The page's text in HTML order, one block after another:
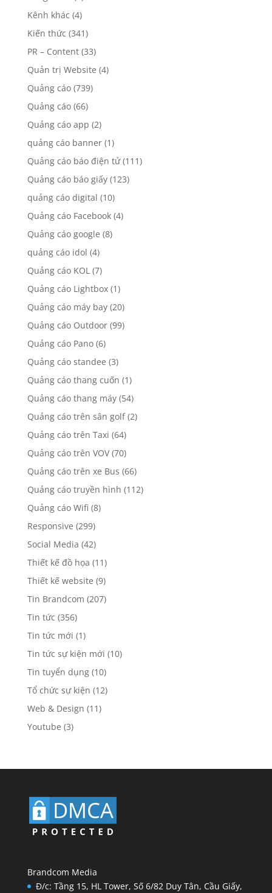
Kênh khác (4)
Kiến thức (341)
PR – Content(33)
Quản trị Website (4)
Quảng cáo(739)
Quảng cáo(66)
Quảng cáo app (2)
quảng cáo banner(1)
Quảng cáo báo điện tử(111)
Quảng cáo báo giấy(123)
quảng cáo digital (10)
Quảng cáo Facebook(4)
Quảng cáo google (8)
quảng cáo idol (4)
Quảng cáo KOL(7)
Quảng cáo Lightbox(1)
Quảng cáo máy bay(20)
Quảng cáo Outdoor(99)
Quảng cáo Pano(6)
Quảng cáo standee (3)
Quảng cáo thang cuốn (1)
Quảng cáo thang máy(54)
Quảng cáo trên sân golf(2)
Quảng cáo trên Taxi (64)
Quảng cáo trên VOV(70)
Quảng cáo trên xe Bus (66)
Quảng cáo truyền hình (112)
Quảng cáo Wifi (8)
Responsive (299)
Social Media (42)
Thiết kế đồ họa (11)
Thiết kế website (9)
Tin Brandcom (207)
Tin tức (356)
Tin tức mới (1)
Tin tức sự kiện mới (10)
Tin tuyển dụng(10)
Tổ chức sự kiện (12)
Web & Design (11)
Youtube (3)
Brandcom Media
Đ/c: Tầng 15, HL Tower, Số 6/82 Duy Tân, Cầu Giấy,